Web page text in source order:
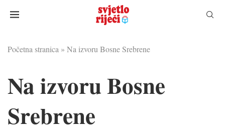
Početna stranica » Na izvoru Bosne Srebrene
Na izvoru Bosne
Srebrene